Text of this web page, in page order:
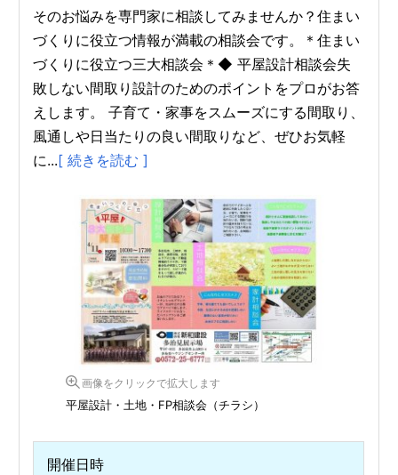
そのお悩みを専門家に相談してみませんか？住まい
づくりに役立つ情報が満載の相談会です。＊住まい
づくりに役立つ三大相談会＊◆ 平屋設計相談会失
敗しない間取り設計のためのポイントをプロがお答
えします。 子育て・家事をスムーズにする間取り、
風通しや日当たりの良い間取りなど、ぜひお気軽
に...[ 続きを読む ]
画像をクリックで拡大します
平屋設計・土地・FP相談会（チラシ）
開催日時